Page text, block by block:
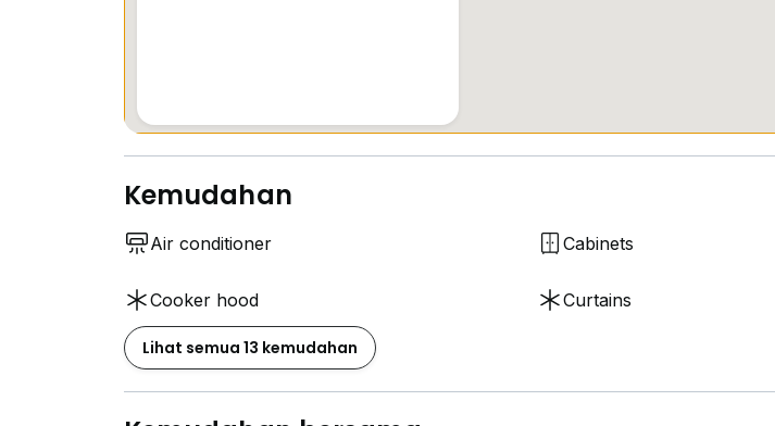
Kemudahan
Air conditioner Cabinets
Cooker hood Curtains
Lihat semua 13 kemudahan